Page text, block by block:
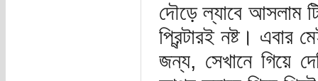
দৌড়ে ল্যাবে আসলাম
প্রিন্টারই নষ্ট। এবার
জন্য, সেখানে গিয়ে